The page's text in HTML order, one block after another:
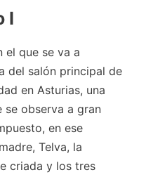
I
el que se va a
del salón principal de
en Asturias, una
se observa a gran
en ese
Telva, la
criada y los tres